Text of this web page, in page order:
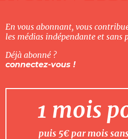
En vous abonnant, vous
les médias indépendante et sans
Déjà abonné ?
connectez-vous !
1 mois
puis 5€ par mois